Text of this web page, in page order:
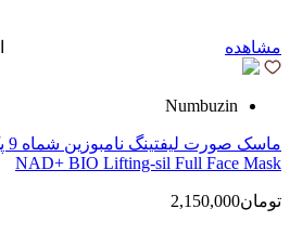
مشاهده
Numbuzin
NAD+ BIO Lifting-sil Full Face Mask
تومان2,150,000